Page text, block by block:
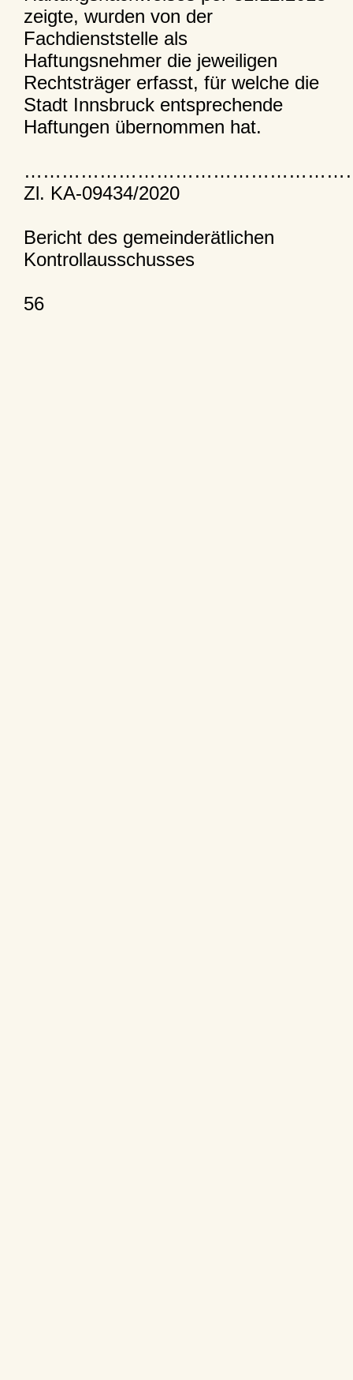
zeigte, wurden von der
Fachdienststelle als
Haftungsnehmer die jeweiligen
Rechtsträger erfasst, für welche die
Stadt Innsbruck entsprechende
Haftungen übernommen hat.
Zl. KA-09434/2020
Bericht des gemeinderätlichen
Kontrollausschusses
56